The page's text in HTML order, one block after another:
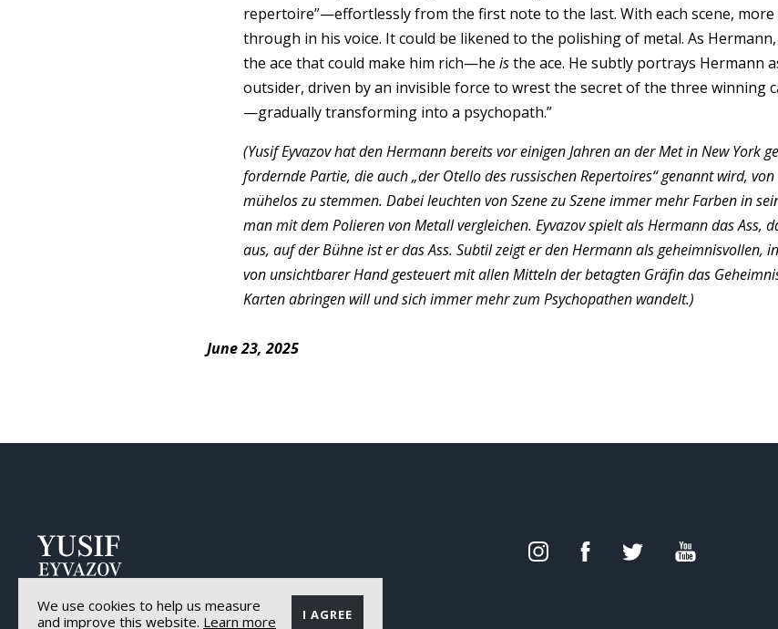
We use cookies to help us measure
and improve this website. Learn more I AGREE
repertoire”—effortlessly from the first note to the last. With each scene, more
through in his voice. It could be likened to the polishing of metal. As Hermann,
the ace that could make him rich—he isthe ace. He subtly portrays Hermann
outsider, driven by an invisible force to wrest the secret of the three winning
—gradually transforming into a psychopath.”
(Yusif Eyvazov hat den Hermann bereits vor einigen Jahren an der Met in New York
fordernde Partie, die auch „der Otello des russischen Repertoires“ genannt wird,
mühelos zu stemmen. Dabei leuchten von Szene zu Szene immer mehr Farben in
man mit dem Polieren von Metall vergleichen. Eyvazov spielt als Hermann das Ass,
aus, auf der Bühne ist er das Ass. Subtil zeigt er den Hermann als geheimnisvollen,
von unsichtbarer Hand gesteuert mit allen Mitteln der betagten Gräfin das
Karten abringen will und sich immer mehr zum Psychopathen wandelt.)
June 23, 2025
Eyvazov
FollowLike
Follow Watch